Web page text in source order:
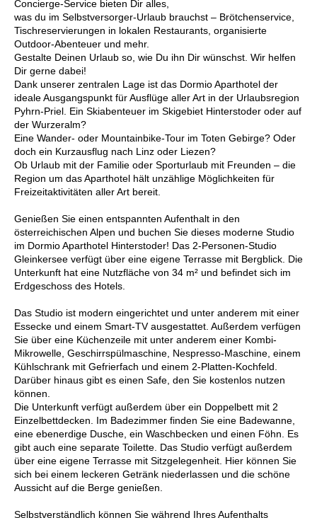
Concierge-Service bieten Dir alles,
was du im Selbstversorger-Urlaub brauchst – Brötchenservice,
Tischreservierungen in lokalen Restaurants, organisierte
Outdoor-Abenteuer und mehr.
Gestalte Deinen Urlaub so, wie Du ihn Dir wünschst. Wir helfen
Dir gerne dabei!
Dank unserer zentralen Lage ist das Dormio Aparthotel der
ideale Ausgangspunkt für Ausflüge aller Art in der Urlaubsregion
Pyhrn-Priel. Ein Skiabenteuer im Skigebiet Hinterstoder oder auf
der Wurzeralm?
Eine Wander- oder Mountainbike-Tour im Toten Gebirge? Oder
doch ein Kurzausflug nach Linz oder Liezen?
Ob Urlaub mit der Familie oder Sporturlaub mit Freunden – die
Region um das Aparthotel hält unzählige Möglichkeiten für
Freizeitaktivitäten aller Art bereit.
Genießen Sie einen entspannten Aufenthalt in den
österreichischen Alpen und buchen Sie dieses moderne Studio
im Dormio Aparthotel Hinterstoder! Das 2-Personen-Studio
Gleinkersee verfügt über eine eigene Terrasse mit Bergblick. Die
Unterkunft hat eine Nutzfläche von 34 m² und befindet sich im
Erdgeschoss des Hotels.
Das Studio ist modern eingerichtet und unter anderem mit einer
Essecke und einem Smart-TV ausgestattet. Außerdem verfügen
Sie über eine Küchenzeile mit unter anderem einer Kombi-
Mikrowelle, Geschirrspülmaschine, Nespresso-Maschine, einem
Kühlschrank mit Gefrierfach und einem 2-Platten-Kochfeld.
Darüber hinaus gibt es einen Safe, den Sie kostenlos nutzen
können.
Die Unterkunft verfügt außerdem über ein Doppelbett mit 2
Einzelbettdecken. Im Badezimmer finden Sie eine Badewanne,
eine ebenerdige Dusche, ein Waschbecken und einen Föhn. Es
gibt auch eine separate Toilette. Das Studio verfügt außerdem
über eine eigene Terrasse mit Sitzgelegenheit. Hier können Sie
sich bei einem leckeren Getränk niederlassen und die schöne
Aussicht auf die Berge genießen.
Selbstverständlich können Sie während Ihres Aufenthalts